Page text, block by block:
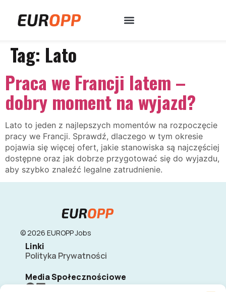
Tag: Lato
Praca we Francji latem –
dobry moment na wyjazd?
Lato to jeden z najlepszych momentów na rozpoczęcie
pracy we Francji. Sprawdź, dlaczego w tym okresie
pojawia się więcej ofert, jakie stanowiska są najczęściej
dostępne oraz jak dobrze przygotować się do wyjazdu,
aby szybko znaleźć legalne zatrudnienie.
© 2026 EUROPP Jobs
Linki
Polityka Prywatności
Media Społecznościowe